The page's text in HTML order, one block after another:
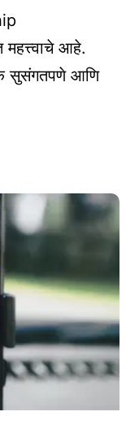
आहे.
सुसंगतपणे आणि